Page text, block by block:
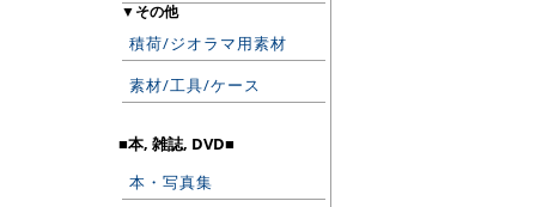
▼その他
積荷/ジオラマ用素材
素材/工具/ケース
■本, 雑誌, DVD■
本・写真集